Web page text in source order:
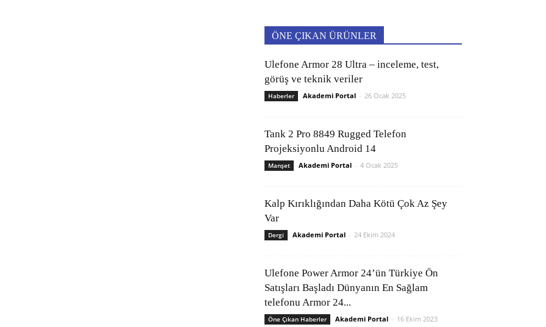
ÖNE ÇIKAN ÜRÜNLER
Ulefone Armor 28 Ultra – inceleme, test,
görüş ve teknik veriler
Haberler Akademi Portal - 26 Ocak 2025
Tank 2 Pro 8849 Rugged Telefon
Projeksiyonlu Android 14
Manşet Akademi Portal - 4 Ocak 2025
Kalp Kırıklığından Daha Kötü Çok Az Şey
Var
Dergi Akademi Portal - 24 Ekim 2024
Ulefone Power Armor 24’ün Türkiye Ön
Satışları Başladı Dünyanın En Sağlam
telefonu Armor 24...
Öne Çıkan Haberler Akademi Portal - 16 Ekim 2023